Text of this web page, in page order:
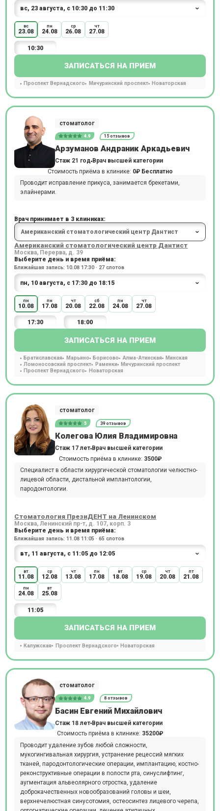
вс
23.08
пн
24.08
ср
26.08
чт
27.08
10:30
ЗАПИСАТЬСЯ НА ПРИЕМ
Проспект Вернадского Мичуринский проспект Новаторская
стоматолог
4.9 15 отзывов
Арзуманов Андраник Аркадьевич
Стаж 21 год Врач высшей категории
Стоимость приёма в клинике: 0₽ Бесплатно
Проводит исправление прикуса, занимается брекетами,
элайнерами.
Врач принимает в 3 клиниках:
Американский стоматологический центр Дантист
Москва, Перерва, д. 39
Выберите день и время приёма:
Ближайшая запись: 10.08 17:30 · 27 слотов
пн
10.08
пн
17.08
чт
20.08
сб
22.08
пн
24.08
чт
27.08
17:30 18:00
ЗАПИСАТЬСЯ НА ПРИЕМ
Братиславская Марьино Борисово Алма-Атинская
Минская
Ломоносовский проспект
Раменки
Мичуринский проспект
Проспект Вернадского
Новаторская
стоматолог
5 39 отзывов
Колегова Юлия Владимировна
Стаж 17 лет Врач высшей категории
Стоимость приёма в клинике: 3500₽
Специалист в области хирургической стоматологии челюстно-
лицевой области, дистальной имплантологии,
пародонтологии.
Стоматология ПрезиДЕНТ на Ленинском
Москва, Ленинский пр-т, д. 107, корп. 3
Выберите день и время приёма:
Ближайшая запись: 11.08 11:05 · 65 слотов
вт
11.08
ср
12.08
чт
13.08
пн
17.08
вт
18.08
ср
19.08
чт
20.08
пт
21.08
пн
24.08
вт
25.08
11:05
ЗАПИСАТЬСЯ НА ПРИЕМ
Калужская Проспект Вернадского Новаторская
стоматолог
4.9 8 отзывов
Басин Евгений Михайлович
Стаж 18 лет Врач высшей категории
Стоимость приёма в клинике: 35200₽
Проводит удаление зубов любой сложности,
мукогингивальная хирургия, устранение рецессий мягких
тканей, пародонтологические операции, имплантацию, костно-
реконструктивные операции в полости рта, синуслифтинг,
аугментация альвеолярного отростка, удаление
доброкачественных новообразований головы и шеи,
верхнечелюстная синусотомия, остеосинтез лицевого черепа,